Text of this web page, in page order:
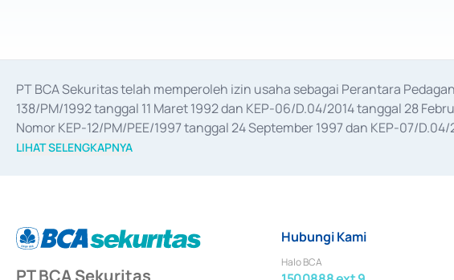
PT BCA Sekuritas telah memperoleh izin usaha sebagai Perantara
138/PM/1992 tanggal 11 Maret 1992 dan KEP-06/D.04/2014 tanggal 28
Nomor KEP-12/PM/PEE/1997 tanggal 24 September 1997 dan KEP-07/
merger, akuisisi, divestasi, dan
LIHAT SELENGKAPNYA
PT BCA Sekuritas
Hubungi Kami
Halo BCA